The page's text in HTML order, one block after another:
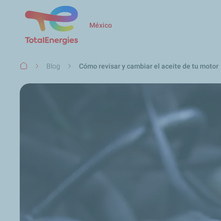
México
Ruta
navegación
Blog Cómo revisar y cambiar el aceite de tu motor